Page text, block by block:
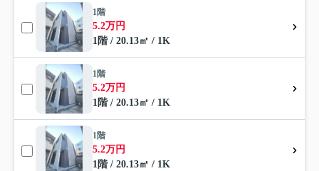
1階
5.2万円
1階 / 20.13㎡ / 1K
1階
5.2万円
1階 / 20.13㎡ / 1K
1階
5.2万円
1階 / 20.13㎡ / 1K